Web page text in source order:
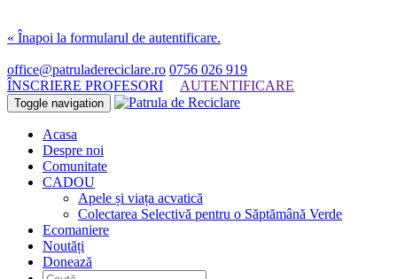
« Înapoi la formularul de autentificare.
office@patruladereciclare.ro 0756 026 919
ÎNSCRIERE PROFESORI
AUTENTIFICARE
Toggle navigation
Acasa
Despre noi
Comunitate
CADOU
Apele și viața acvatică
Colectarea Selectivă pentru o Săptămână Verde
Ecomaniere
Noutăți
Donează